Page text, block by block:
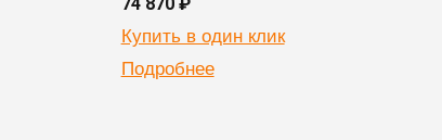
Купить в один клик
Подробнее